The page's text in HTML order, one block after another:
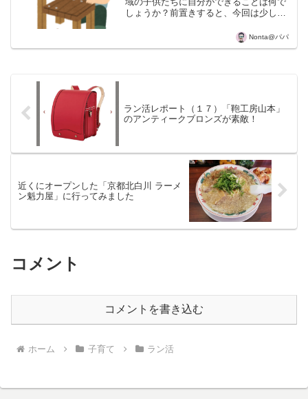
しょうか？前置きすると、今回は少しで
していることのレポートです。ウチの２
人の子供たちは同じ保育園に通っていま
Nonta@パパ
ラン活レポート（１７）「鞄工房山本」
のアンティークブロンズが素敵！
近くにオープンした「京都北白川 ラーメ
ン魁力屋」に行ってみました
コメント
コメントを書き込む
ホーム 子育て ラン活